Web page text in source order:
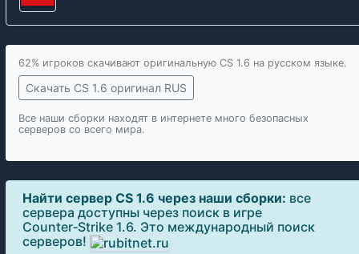
62% игроков скачивают оригинальную CS 1.6 на русском языке.
Скачать CS 1.6 оригинал RUS
Все наши сборки находят в интернете много безопасных
серверов со всего мира.
Найти сервер CS 1.6 через наши сборки: все
сервера доступны через поиск в игре
Counter‑Strike 1.6. Это международный поиск
серверов!